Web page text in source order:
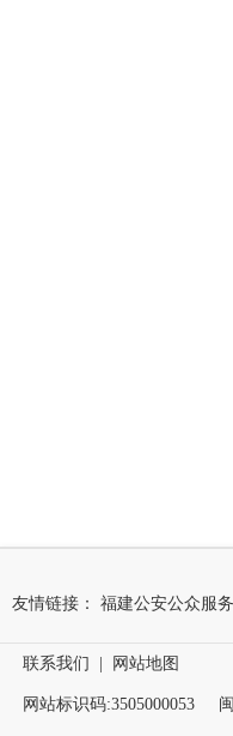
友情链接： 福建公安公众服
联系我们 网站地图
网站标识码:3505000053